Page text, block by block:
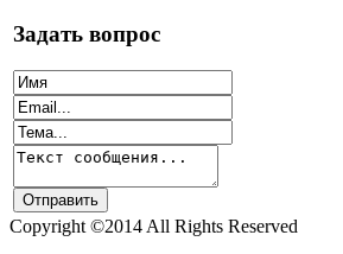
Задать вопрос
Copyright ©2014 All Rights Reserved